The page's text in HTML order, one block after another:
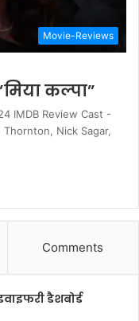
Movie-Reviews
कल्पा”
IMDB Review Cast -
Thornton, Nick Sagar,
Comments
डैशबोर्ड